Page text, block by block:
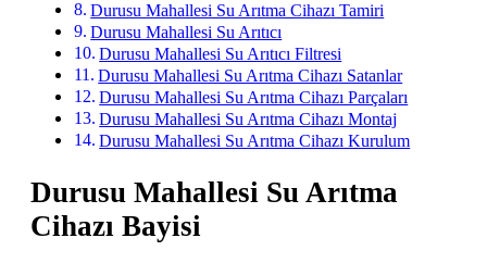
Durusu Mahallesi Su Arıtma Cihazı Tamiri
Durusu Mahallesi Su Arıtıcı
Durusu Mahallesi Su Arıtıcı Filtresi
Durusu Mahallesi Su Arıtma Cihazı Satanlar
Durusu Mahallesi Su Arıtma Cihazı Parçaları
Durusu Mahallesi Su Arıtma Cihazı Montaj
Durusu Mahallesi Su Arıtma Cihazı Kurulum
Durusu Mahallesi Su Arıtma
Cihazı Bayisi